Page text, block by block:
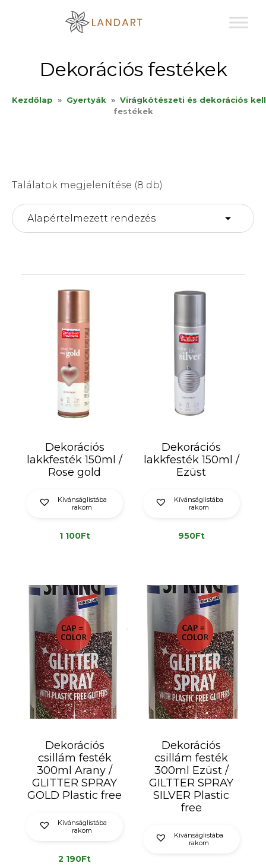
Dekorációs festékek
Kezdőlap » Gyertyák » Virágkötészeti és dekorációs
festékek
Találatok megjelenítése (8 db)
Dekorációs
lakkfesték 150ml /
Rose gold
Kívánságlistába
rakom
1 100Ft
Dekorációs
lakkfesték 150ml /
Ezüst
Kívánságlistába
rakom
950Ft
Dekorációs
csillám festék
300ml Arany /
GLITTER SPRAY
GOLD Plastic free
Kívánságlistába
rakom
2 190Ft
Dekorációs
csillám festék
300ml Ezüst /
GILTTER SPRAY
SILVER Plastic
free
Kívánságlistába
rakom